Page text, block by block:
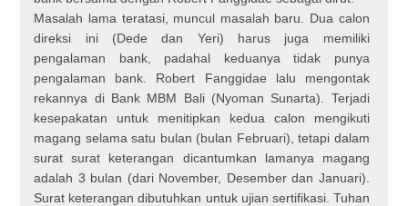
Masalah lama teratasi, muncul masalah baru. Dua calon
direksi ini (Dede dan Yeri) harus juga memiliki
pengalaman bank, padahal keduanya tidak punya
pengalaman bank. Robert Fanggidae lalu mengontak
rekannya di Bank MBM Bali (Nyoman Sunarta). Terjadi
kesepakatan untuk menitipkan kedua calon mengikuti
magang selama satu bulan (bulan Februari), tetapi dalam
surat surat keterangan dicantumkan lamanya magang
adalah 3 bulan (dari November, Desember dan Januari).
Surat keterangan dibutuhkan untuk ujian sertifikasi. Tuhan